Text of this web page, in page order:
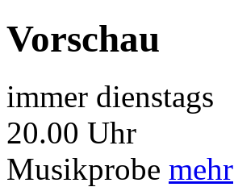
Vorschau
immer dienstags
20.00 Uhr
Musikprobe mehr